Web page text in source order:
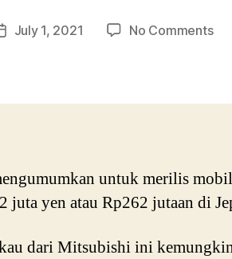
July 1, 2021 No Commentson
untuk merilis
juta yen atau Rp262 jutaan di
dari Mitsubishi ini